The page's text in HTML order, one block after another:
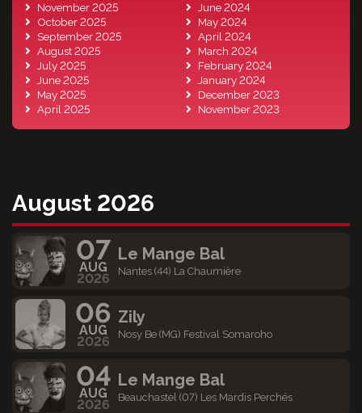
November 2025
October 2025
September 2025
August 2025
July 2025
June 2025
May 2025
April 2025
June 2024
May 2024
April 2024
March 2024
February 2024
January 2024
December 2023
November 2023
August 2026
07
AUG
2026
Le Mange Bal
Nantes (44) La Chaumière
06
AUG
2026
Zily
Nosy Be (MG) Festival Somaroho
04
AUG
2026
Le Mange Bal
Beauchastel (07) Les Mardis Perchés